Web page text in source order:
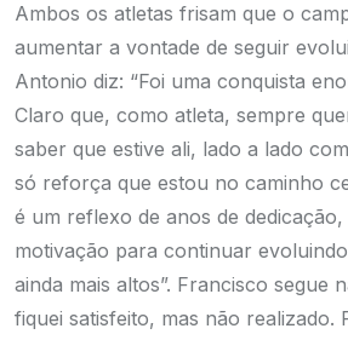
Ambos os atletas frisam que o
aumentar a vontade de seguir
Antonio diz: “Foi uma conquista
Claro que, como atleta, sempre
saber que estive ali, lado a lado
só reforça que estou no caminho
é um reflexo de anos de
motivação para continuar
ainda mais altos”. Francisco segue
fiquei satisfeito, mas não realizado.